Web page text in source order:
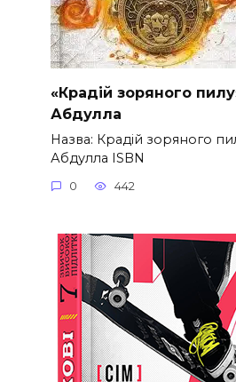
«Крадій зоряного
Абдулла
Назва: Крадій зоряного
Абдулла ISBN
0 442